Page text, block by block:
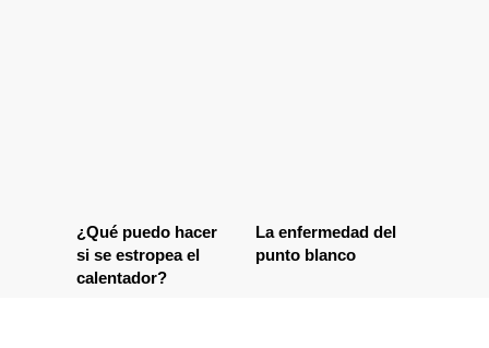
¿Qué puedo hacer
si se estropea el
calentador?
La enfermedad del
punto blanco